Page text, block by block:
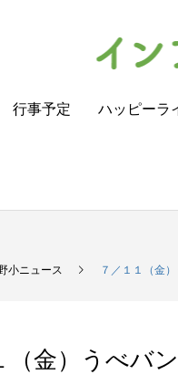
行事予定 ハッピーラ
小ニュース ７／１１（金
（金）うべバ